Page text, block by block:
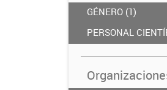
GÉNERO (1)
PERSONAL